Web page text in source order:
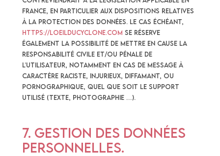
France, en particulier aux dispositions relatives
à la protection des données. Le cas échéant,
https://loeilducyclone.com se réserve
également la possibilité de mettre en cause la
responsabilité civile et/ou pénale de
l’utilisateur, notamment en cas de message à
caractère raciste, injurieux, diffamant, ou
pornographique, quel que soit le support
utilisé (texte, photographie …).
7. Gestion des données
personnelles.